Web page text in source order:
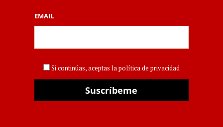
Turisme promocionará en
la feria italiana ‘Routes
EMAIL
Si continúas, aceptas la política de privacidad